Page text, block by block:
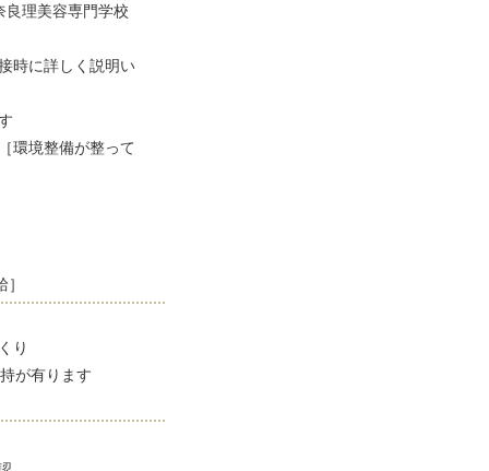
理美容専門学校
時に詳しく説明い
環境整備が整って
り
が有ります